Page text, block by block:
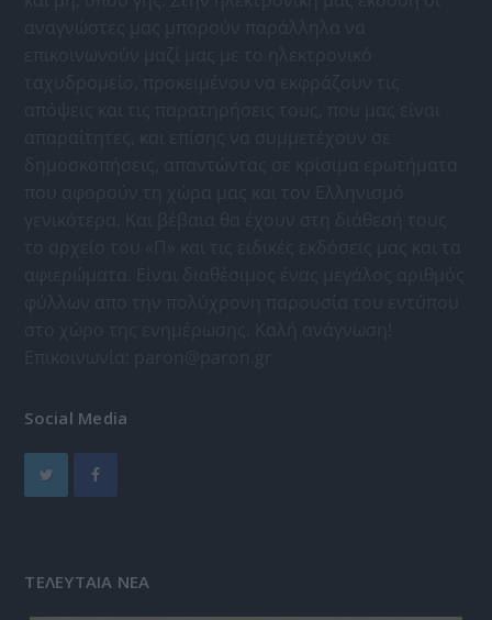
Social Media
ΤΕΛΕΥΤΑΙΑ ΝΕΑ